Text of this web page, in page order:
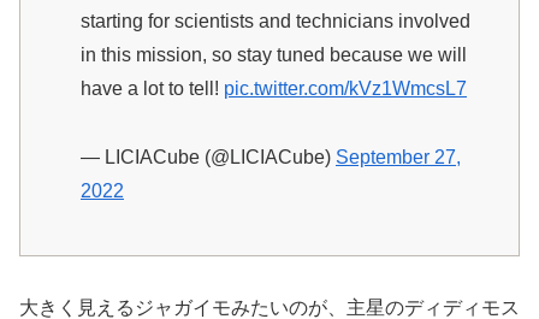
starting for scientists and technicians involved
in this mission, so stay tuned because we will
have a lot to tell! pic.twitter.com/kVz1WmcsL7
— LICIACube (@LICIACube) September 27,
2022
大きく見えるジャガイモみたいのが、主星のディディモス